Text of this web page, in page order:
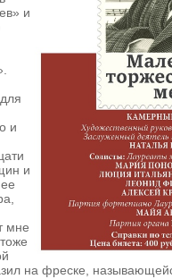
и
и
и
мне
на фреске,